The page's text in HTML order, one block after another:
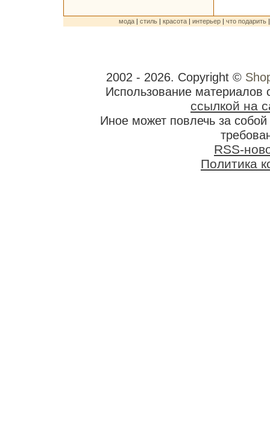
мода | стиль | красота | интерьер | что подарить
2002 - 2026. Copyright ©
Использование материалов
ссылкой на
Иное может повлечь за
RSS-
Политика